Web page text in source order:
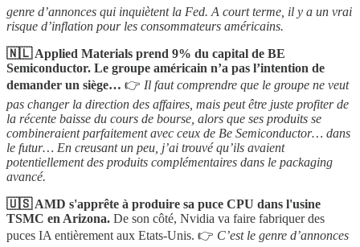
genre d’annonces qui inquiètent la Fed. A court terme, il y a un vrai
risque d’inflation pour les consommateurs américains.
🇳🇱 Applied Materials prend 9% du capital de BE
Semiconductor. Le groupe américain n’a pas l’intention de
demander un siège… 👉 Il faut comprendre que le groupe ne veut
pas changer la direction des affaires, mais peut être juste profiter de
la récente baisse du cours de bourse, alors que ses produits se
combineraient parfaitement avec ceux de Be Semiconductor… dans
le futur… En creusant un peu, j’ai trouvé qu’ils avaient
potentiellement des produits complémentaires dans le packaging
avancé.
🇺🇸 AMD s'apprête à produire sa puce CPU dans l'usine
TSMC en Arizona. De son côté, Nvidia va faire fabriquer des
puces IA entièrement aux Etats-Unis. 👉 C’est le genre d’annonces